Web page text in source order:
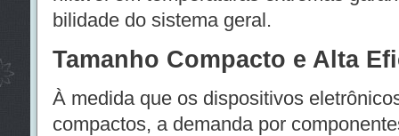
bilidade do sistema geral.
Tamanho Compacto e Alta
À medida que os dispositivos
compactos, a demanda por